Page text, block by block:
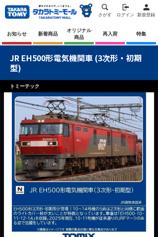
さがす ログイン 新規登録
お知らせ 新着商品
オリジナル
商品
再入荷 特集
JR EH500形電気機関車 (3次形・初期
型)
トミーテック